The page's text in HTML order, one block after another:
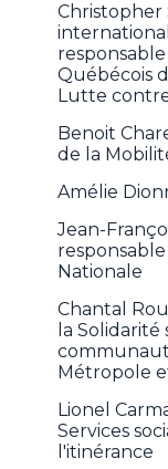
Christopher
Québécois
Lutte
Benoit
de la
Amélie
Jean-
Nationale
Chantal
la
Métropole
Lionel
Services
l'itinérance